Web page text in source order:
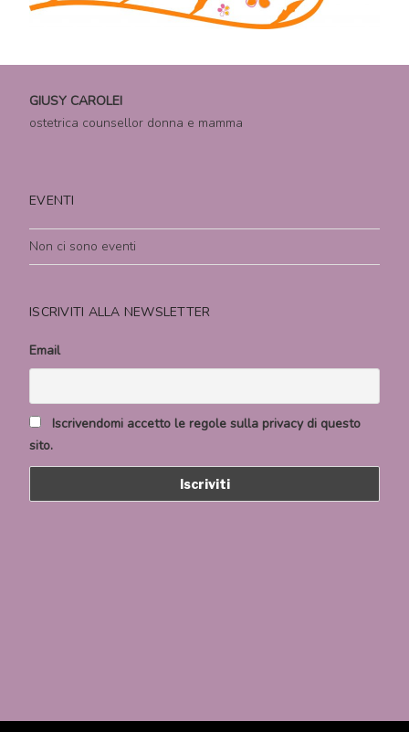
GIUSY CAROLEI
ostetrica counsellor donna e mamma
EVENTI
Non ci sono eventi
ISCRIVITI ALLA NEWSLETTER
Email
Iscrivendomi accetto le regole sulla privacy di questo
sito.